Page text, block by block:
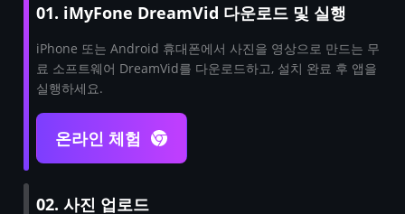
01. iMyFone DreamVid 다운로드 및 실행
iPhone 또는 Android 휴대폰에서 사진을 영상으로 만드는 무
료 소프트웨어 DreamVid를 다운로드하고, 설치 완료 후 앱을
실행하세요.
온라인 체험
02. 사진 업로드